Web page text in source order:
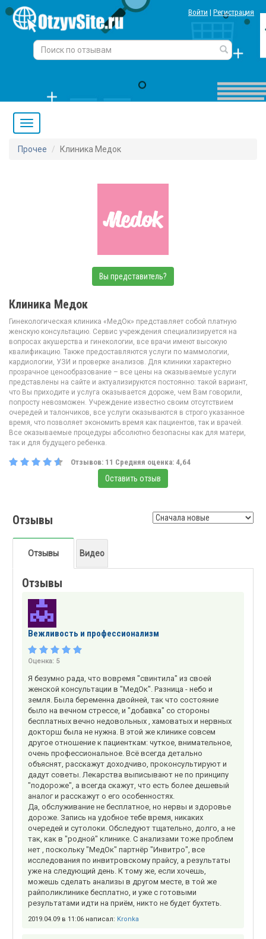
Войти | Регистрация
Прочее Клиника Медок
Вы представитель?
Клиника Медок
Гинекологическая клиника «МедОк» представляет собой платную
женскую консультацию. Сервис учреждения специализируется на
вопросах акушерства и гинекологии, все врачи имеют высокую
квалификацию. Также предоставляются услуги по маммологии,
кардиологии, УЗИ и проверке анализов. Для клиники характерно
прозрачное ценообразование – все цены на оказываемые услуги
представлены на сайте и актуализируются постоянно: такой вариант,
что Вы приходите и услуга оказывается дороже, чем Вам говорили,
попросту невозможен. Учреждение известно своим отсутствием
очередей и талончиков, все услуги оказываются в строго указанное
время, что позволяет экономить время как пациентов, так и врачей.
Все оказываемые процедуры абсолютно безопасны как для матери,
так и для будущего ребенка.
Отзывов: 11 Средняя оценка: 4,64
Оставить отзыв
Отзывы
Отзывы Видео
Отзывы
Вежливость и профессионализм
Оценка: 5
Я безумно рада, что вовремя "свинтила" из своей
женской консультации в "МедОк". Разница - небо и
земля. Была беременна двойней, так что состояние
было на вечном стрессе, и "добавка" со стороны
бесплатных вечно недовольных , хамоватых и нервных
докторш была не нужна. В этой же клинике совсем
другое отношение к пациенткам: чуткое, внимательное,
очень профессиональное. Всё всегда детально
объяснят, расскажут доходчиво, проконсультируют и
дадут советы. Лекарства выписывают не по принципу
"подороже", а всегда скажут, что есть более дешевый
аналог и расскажут о его особенностях.
Да, обслуживание не бесплатное, но нервы и здоровье
дороже. Запись на удобное тебе время, никаких
очередей и сутолоки. Обследуют тщательно, долго, а не
так, как в "родной" клинике. С анализами тоже проблем
нет , поскольку "МедОк" партнёр "Инвитро", все
исследования по инвитровскому прайсу, а результаты
уже на следующий день. К тому же, если хочешь,
можешь сделать анализы в другом месте, в той же
райполиклинике бесплатно, и уже с готовыми
результатами идти на приём, никто не будет бухтеть.
2019.04.09 в 11:06 написал: Kronka